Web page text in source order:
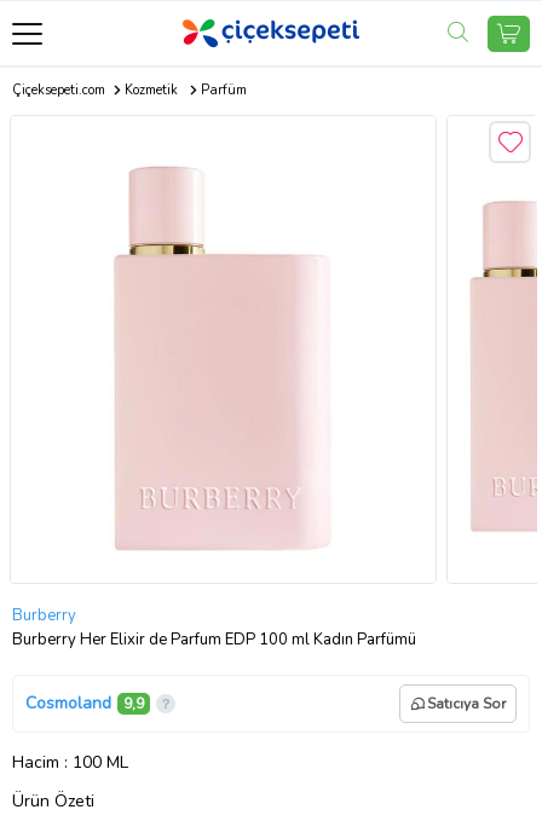
Çiçeksepeti.com Kozmetik Parfüm
Burberry
Burberry Her Elixir de Parfum EDP 100 ml Kadın Parfümü
Cosmoland 9,9 Satıcıya Sor
Hacim : 100 ML
Ürün Özeti